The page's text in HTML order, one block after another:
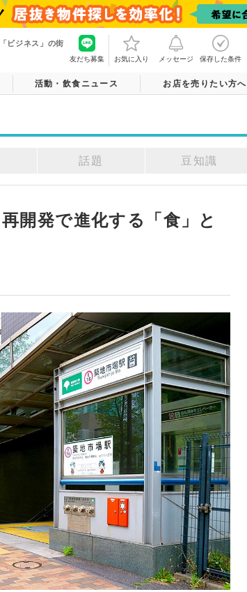
ビジネス」の街
友だち募集 お気に入り メッセージ 保存した条件
活動・飲食ニュース お店を売りたい方へ
話題 豆知識
開発で進化する「食」と